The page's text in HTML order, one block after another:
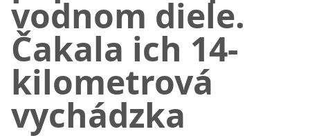
vodnom diele.
Čakala ich 14-
kilometrová
vychádzka